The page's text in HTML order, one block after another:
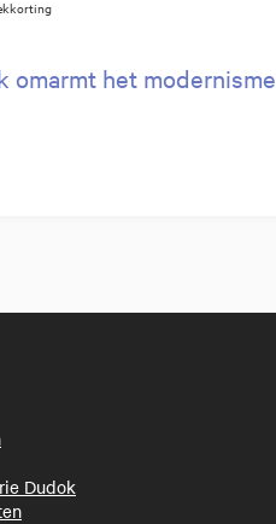
omarmt het modernisme
Dudok